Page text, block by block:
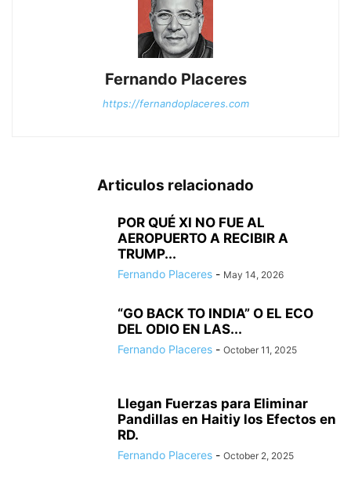
Fernando Placeres
https://fernandoplaceres.com
Articulos relacionado
POR QUÉ XI NO FUE AL
AEROPUERTO A RECIBIR A
TRUMP...
Fernando Placeres - May 14, 2026
“GO BACK TO INDIA” O EL ECO
DEL ODIO EN LAS...
Fernando Placeres - October 11, 2025
Llegan Fuerzas para Eliminar
Pandillas en Haitiy los Efectos en
RD.
Fernando Placeres - October 2, 2025